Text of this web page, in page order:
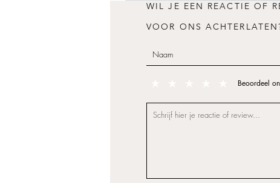
WIL JE EEN REACTIE OF
VOOR ONS
Beoordeel